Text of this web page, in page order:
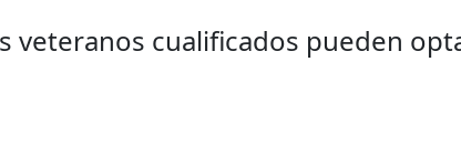
veteranos cualificados pueden